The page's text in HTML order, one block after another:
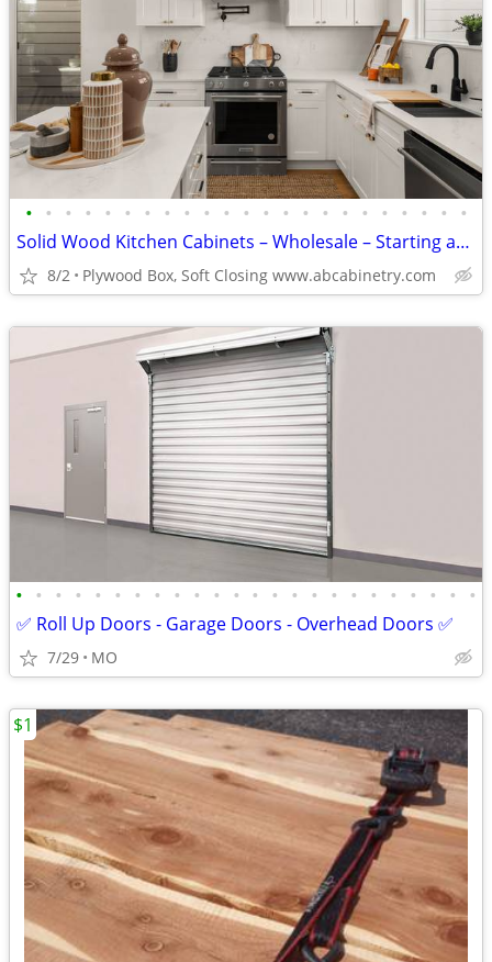
• • • • • • • • • • • • • • • • • • • • • • •
Solid Wood Kitchen Cabinets – Wholesale – Starting at $96
8/2 Plywood Box, Soft Closing www.abcabinetry.com
• • • • • • • • • • • • • • • • • • • • • • • •
✅ Roll Up Doors - Garage Doors - Overhead Doors ✅
7/29 MO
$1